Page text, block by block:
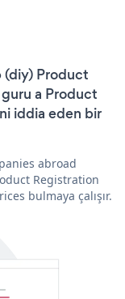
(diy) Product
a Product
iddia eden bir
abroad
Registration
bulmaya çalışır.